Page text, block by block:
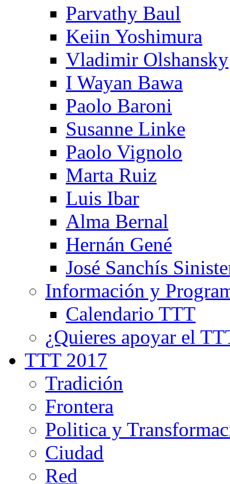
Parvathy Baul
Keiin Yoshimura
Vladimir Olshansky
I Wayan Bawa
Paolo Baroni
Susanne Linke
Paolo Vignolo
Marta Ruiz
Luis Ibar
Alma Bernal
Hernán Gené
José Sanchís
Información y
Calendario TTT
¿Quieres apoyar el
TTT 2017
Tradición
Frontera
Politica y
Ciudad
Red